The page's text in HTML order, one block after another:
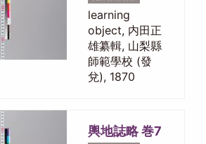
learning
object, 内田正
雄纂輯, 山梨縣
師範學校 (發
兌), 1870
輿地誌略 巻7